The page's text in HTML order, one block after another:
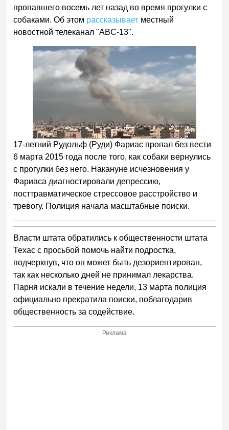
пропавшего восемь лет назад во время прогулки с
собаками. Об этом рассказывает местный
новостной телеканал "ABC-13".
17-летний Рудольф (Руди) Фариас пропал без вести
6 марта 2015 года после того, как собаки вернулись
с прогулки без него. Накануне исчезновения у
Фариаса диагностировали депрессию,
посттравматическое стрессовое расстройство и
тревогу. Полиция начала масштабные поиски.
Власти штата обратились к общественности штата
Техас с просьбой помочь найти подростка,
подчеркнув, что он может быть дезориентирован,
так как несколько дней не принимал лекарства.
Парня искали в течение недели, 13 марта полиция
официально прекратила поиски, поблагодарив
общественность за содействие.
Реклама